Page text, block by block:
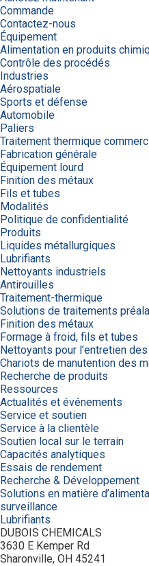
Commande
Contactez-nous
Équipement
Alimentation en produits
Contrôle des procédés
Industries
Aérospatiale
Sports et défense
Automobile
Paliers
Traitement thermique
Fabrication générale
Équipement lourd
Finition des métaux
Fils et tubes
Modalités
Politique de confidentialité
Produits
Liquides métallurgiques
Lubrifiants
Nettoyants industriels
Antirouilles
Traitement-thermique
Solutions de traitements
Finition des métaux
Formage à froid, fils et tubes
Nettoyants pour l’entretien
Chariots de manutention des
Recherche de produits
Ressources
Actualités et événements
Service et soutien
Service à la clientèle
Soutien local sur le terrain
Capacités analytiques
Essais de rendement
Recherche & Développement
Solutions en matière
surveillance
Lubrifiants
DUBOIS CHEMICALS
3630 E Kemper Rd
Sharonville, OH 45241